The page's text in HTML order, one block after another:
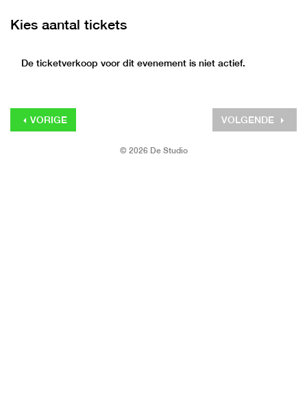
Kies aantal tickets
De ticketverkoop voor dit evenement is niet actief.
VORIGE VOLGENDE
© 2026 De Studio